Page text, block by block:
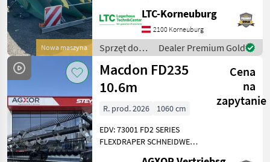
Nowa maszyna
Nettogewicht (kg): 3100;
Seriennummer/Fahrgestellnummer:
1515049; Anzahl Reihen: 8;
Service Historie: Ja Heder/
przys
LTC-Korneuburg
2100 Korneuburg
Sprzęt do
zbioru pole
uprawne /
Geringhoff
Dealer Premium Gold
Macdon FD235
10.6m
Cena
na
zapytanie
R. prod. 2026
1060 cm
EDV: 73001 FD2 SERIES
FLEXDRAPER SCHNEIDWERK